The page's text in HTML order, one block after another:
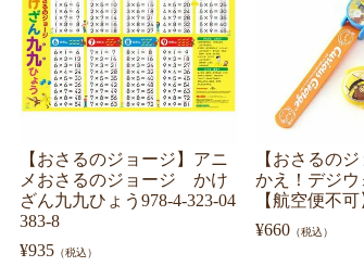
【おさるのジョージ】アニ
メおさるのジョージ かけ
ざん九九ひょう978-4-323-04
383-8
¥935 （税込）
【おさるの
かえ！デジウ
【航空便不可
¥660 （税込）